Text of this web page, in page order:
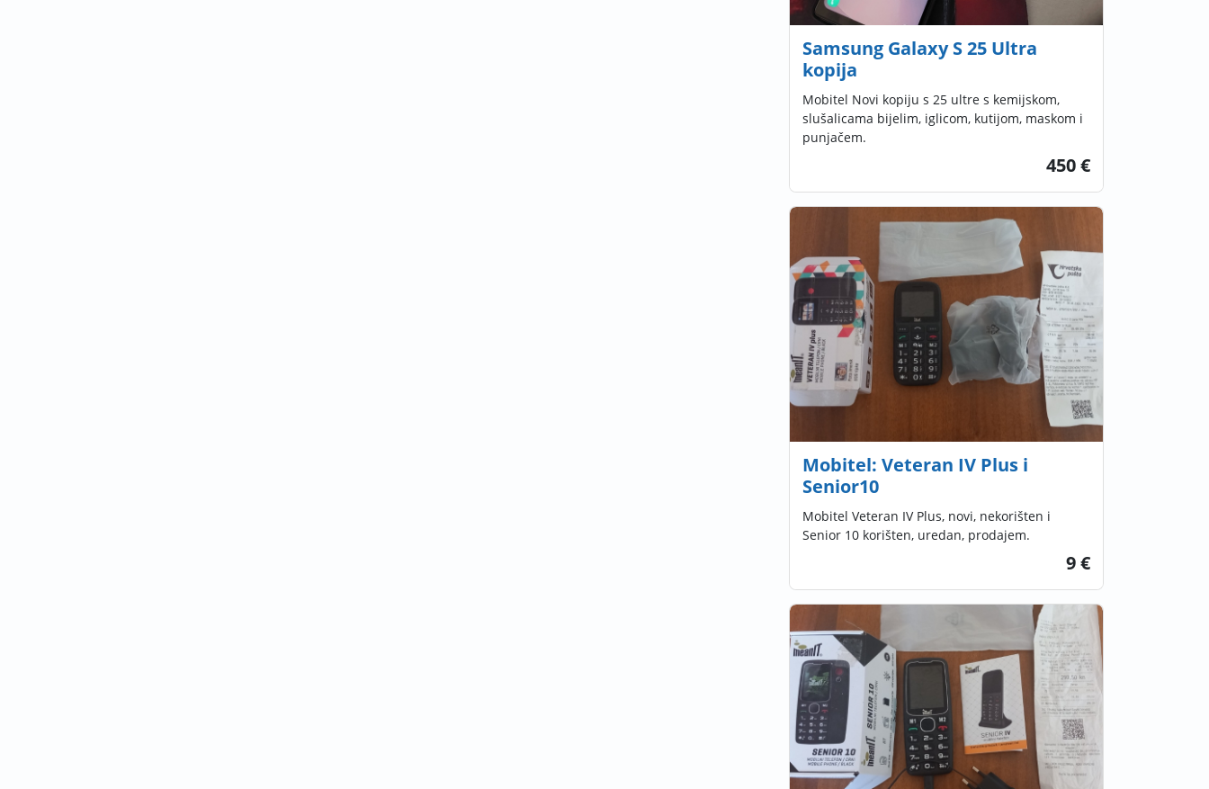
Samsung Galaxy S 25 Ultra
kopija
Mobitel Novi kopiju s 25 ultre s kemijskom,
slušalicama bijelim, iglicom, kutijom, maskom i
punjačem.
450 €
Mobitel: Veteran IV Plus i
Senior10
Mobitel Veteran IV Plus, novi, nekorišten i
Senior 10 korišten, uredan, prodajem.
9 €